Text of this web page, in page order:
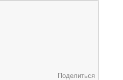
Поделиться